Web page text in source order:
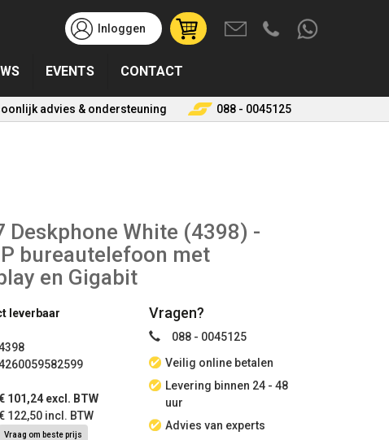
User
menu
(uitgelogd)
Inloggen
EVENTS CONTACT
advies & ondersteuning 088 - 0045125
Deskphone White (4398) -
bureautelefoon met
en Gigabit
leverbaar
101,24 excl. BTW
122,50 incl. BTW
Vraag om beste prijs
Vragen?
088 - 0045125
Veilig online betalen
Levering binnen 24 - 48
uur
Advies van experts